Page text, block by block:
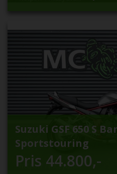
Suzuki GSF 650 S
Sportstouring
Pris 44.800,-